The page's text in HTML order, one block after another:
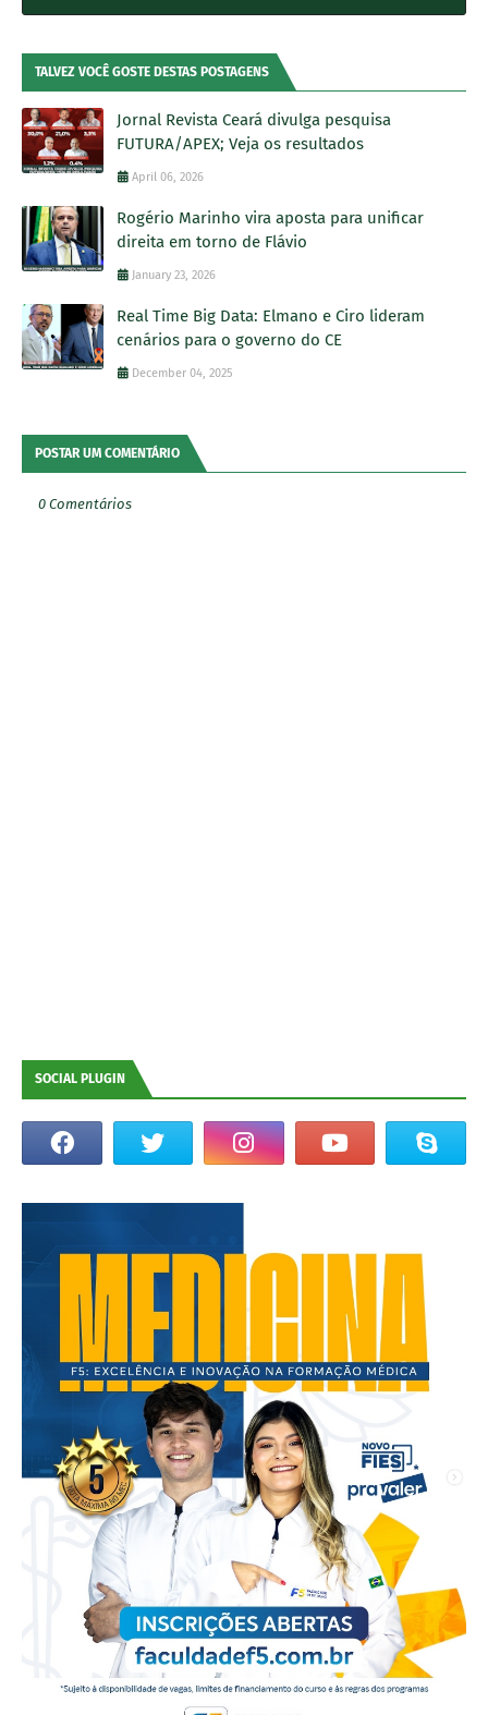
TALVEZ VOCÊ GOSTE DESTAS POSTAGENS
Jornal Revista Ceará divulga pesquisa
FUTURA/APEX; Veja os resultados
April 06, 2026
Rogério Marinho vira aposta para unificar
direita em torno de Flávio
January 23, 2026
Real Time Big Data: Elmano e Ciro lideram
cenários para o governo do CE
December 04, 2025
POSTAR UM COMENTÁRIO
0 Comentários
SOCIAL PLUGIN